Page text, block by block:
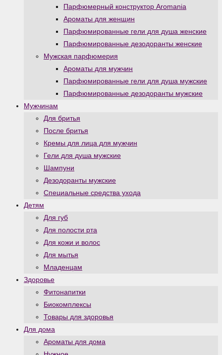
Парфюмерный конструктор Aromania
Ароматы для женщин
Парфюмированные гели для душа женские
Парфюмированные дезодоранты женские
Мужская парфюмерия
Ароматы для мужчин
Парфюмированные гели для душа мужские
Парфюмированные дезодоранты мужские
Мужчинам
Для бритья
После бритья
Кремы для лица для мужчин
Гели для душа мужские
Шампуни
Дезодоранты мужские
Специальные средства ухода
Детям
Для губ
Для полости рта
Для кожи и волос
Для мытья
Младенцам
Здоровье
Фитонапитки
Биокомплексы
Товары для здоровья
Для дома
Ароматы для дома